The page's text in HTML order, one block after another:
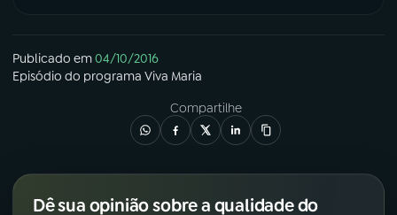
Publicado em04/10/2016
Episódio do programa Viva Maria
Compartilhe
Dê sua opinião sobre a qualidade do